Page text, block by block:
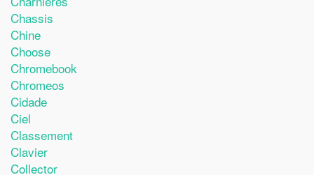
Chassis
Chine
Choose
Chromebook
Chromeos
Cidade
Ciel
Classement
Clavier
Collector